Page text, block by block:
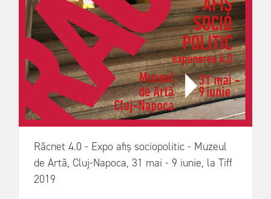
Răcnet 4.0 - Expo afiș sociopolitic - Muzeul
de Artă, Cluj-Napoca, 31 mai - 9 iunie, la Tiff
2019